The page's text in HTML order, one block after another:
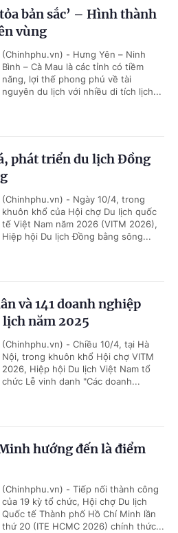
bản sắc’ – Hình thành
vùng
(Chinhphu.vn) - Hưng Yên – Ninh
Bình – Cà Mau là các tỉnh có tiềm
năng, lợi thế phong phú về tài
nguyên du lịch với nhiều di tích lịch...
phát triển du lịch Đồng
(Chinhphu.vn) - Ngày 10/4, trong
khuôn khổ của Hội chợ Du lịch quốc
tế Việt Nam năm 2026 (VITM 2026),
Hiệp hội Du lịch Đồng bằng sông...
và 141 doanh nghiệp
năm 2025
(Chinhphu.vn) - Chiều 10/4, tại Hà
Nội, trong khuôn khổ Hội chợ VITM
2026, Hiệp hội Du lịch Việt Nam tổ
chức Lễ vinh danh "Các doanh...
hướng đến là điểm
(Chinhphu.vn) - Tiếp nối thành công
của 19 kỳ tổ chức, Hội chợ Du lịch
Quốc tế Thành phố Hồ Chí Minh lần
thứ 20 (ITE HCMC 2026) chính thức...